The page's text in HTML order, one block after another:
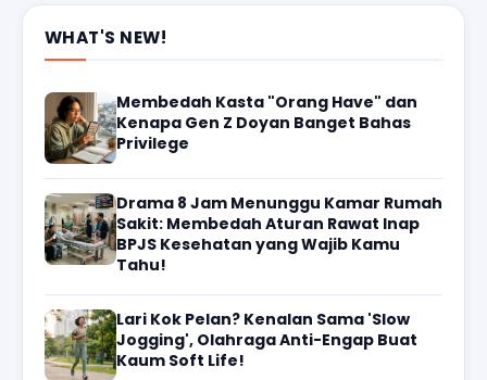
WHAT'S NEW!
Membedah Kasta "Orang Have" dan
Kenapa Gen Z Doyan Banget Bahas
Privilege
Drama 8 Jam Menunggu Kamar Rumah
Sakit: Membedah Aturan Rawat Inap
BPJS Kesehatan yang Wajib Kamu
Tahu!
Lari Kok Pelan? Kenalan Sama 'Slow
Jogging', Olahraga Anti-Engap Buat
Kaum Soft Life!